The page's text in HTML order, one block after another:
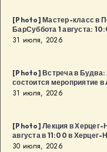
[Photo] Мастер-класс в
БарСуббота 1 августа:
31 июля, 2026
[Photo] Встреча в Будва:
состоится мероприятие
31 июля, 2026
[Photo] Лекция в
августа в 11:00 в
30 июля, 2026